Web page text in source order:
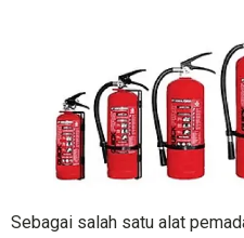
Sebagai salah satu alat